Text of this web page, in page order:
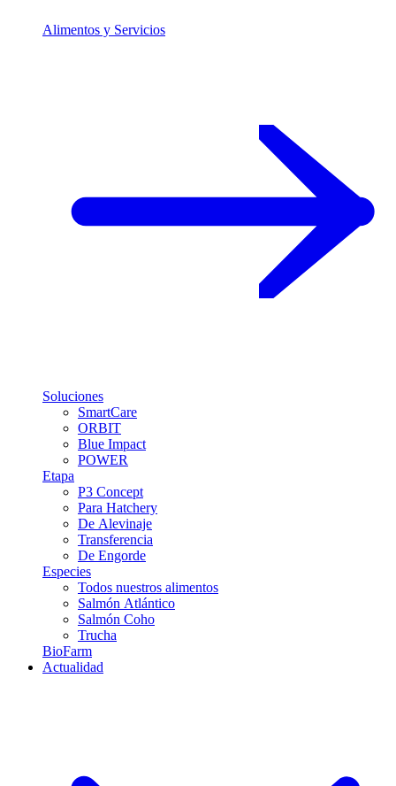
Alimentos y Servicios
Soluciones
SmartCare
ORBIT
Blue Impact
POWER
Etapa
P3 Concept
Para Hatchery
De Alevinaje
Transferencia
De Engorde
Especies
Todos nuestros alimentos
Salmón Atlántico
Salmón Coho
Trucha
BioFarm
Actualidad